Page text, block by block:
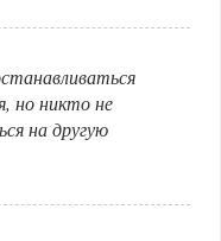
но никто не
на другую